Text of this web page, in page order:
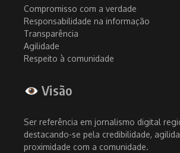
Compromisso com a verdade
Responsabilidade na informação
Transparência
Agilidade
Respeito à comunidade
Visão
Ser referência em jornalismo digital
destacando-se pela credibilidade,
proximidade com a comunidade.